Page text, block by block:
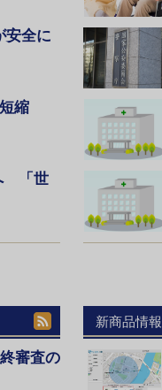
全に
縮
「世
審査の
新商品情報